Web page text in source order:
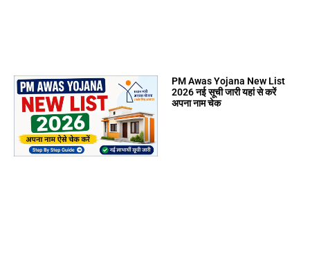
PM Awas Yojana New List
2026 नई सूची जारी यहां से करें
अपना नाम चेक